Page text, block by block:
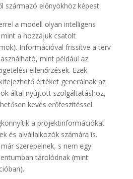
származó előnyökhöz képest.
a modell olyan intelligens
a hozzájuk csatolt
Információval frissítve a terv
mint például az
ellenőrzések. Ezek
értéket generálnak az
által nyújtott szolgáltatáshoz,
kevés erőfeszítéssel.
a projektinformációkat
és alvállalkozók számára is.
szerepelnek, s nem egy
tárolódnak (mint